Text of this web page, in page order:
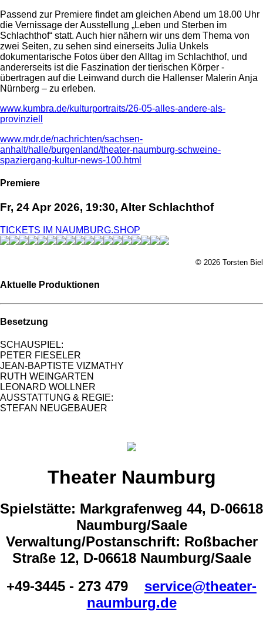
Passend zur Premiere findet am gleichen Abend um 18.00 Uhr
die Vernissage der Ausstellung „Leben und Sterben im
Schlachthof“ statt. Auch hier nähern wir uns dem Thema von
zwei Seiten, zu sehen sind einerseits Julia Unkels
dokumentarische Fotos über den Alltag im Schlachthof, und
andererseits ist die Faszination der tierischen Körper -
übertragen auf die Leinwand durch die Hallenser Malerin Anja
Nürnberg – zu erleben.
www.kumbra.de/kulturportraits/26-05-alles-andere-als-
provinziell
www.mdr.de/nachrichten/sachsen-
anhalt/halle/burgenland/theater-naumburg-schweine-
spaziergang-kultur-news-100.html
Premiere
Fr, 24 Apr 2026, 19:30, Alter Schlachthof
TICKETS IM NAUMBURG.SHOP
© 2026 Torsten Biel
Aktuelle Produktionen
Besetzung
SCHAUSPIEL:
PETER FIESELER
JEAN-BAPTISTE VIZMATHY
RUTH WEINGARTEN
LEONARD WOLLNER
AUSSTATTUNG & REGIE:
STEFAN NEUGEBAUER
Theater Naumburg
Spielstätte: Markgrafenweg 44, D-06618
Naumburg/Saale
Verwaltung/Postanschrift: Roßbacher
Straße 12, D-06618 Naumburg/Saale
+49-3445 - 273 479
service@theater-
naumburg.de